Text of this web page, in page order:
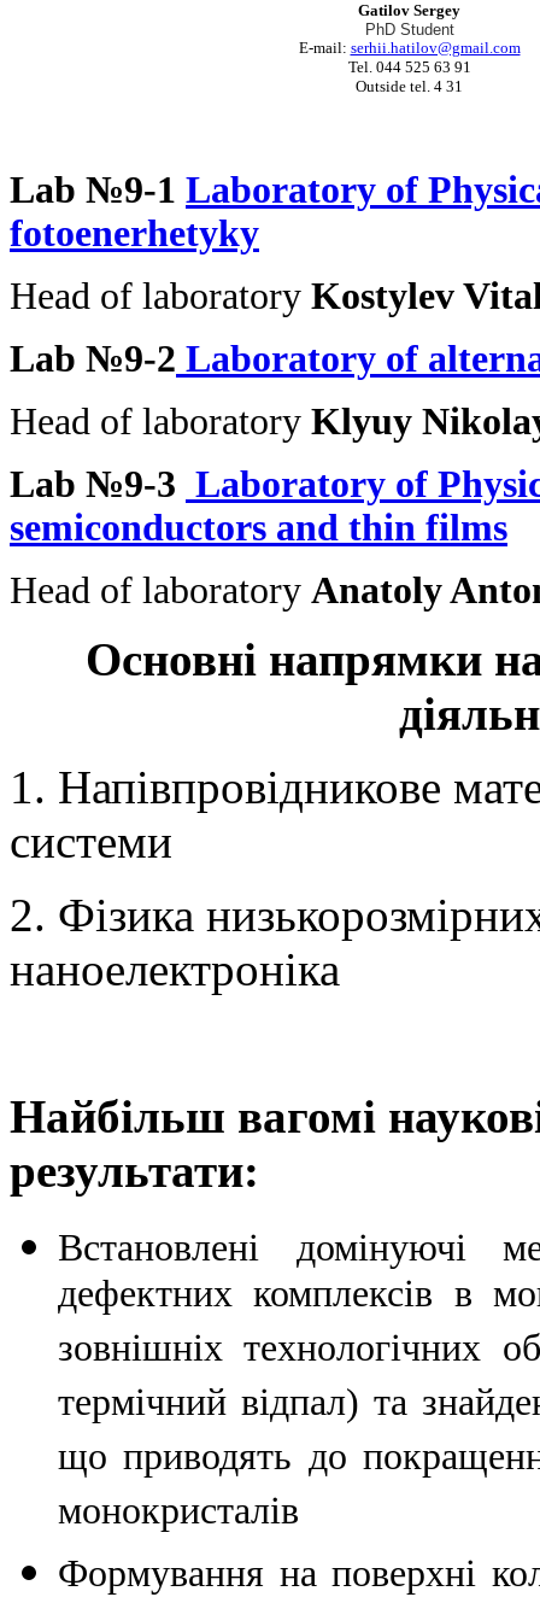
Gatilov Sergey
PhD Student
E-mail: serhii.hatilov@gmail.com
Tel. 044 525 63 91
Outside tel. 4 31
Lab №9-1 Laboratory of
fotoenerhetyky
Head of laboratory Kostylev
Lab №9-2 Laboratory of
Head of laboratory Klyuy
Lab №9-3 Laboratory of
semiconductors and thin films
Head of laboratory Anatoly
Основні напрямки
1. Напівпровідникове
системи
2. Фізика
наноелектроніка
Найбільш вагомі
результати:
Встановлені домінуючі
дефектних комплексів в
зовнішніх технологічних
термічний відпал) та
що приводять до
монокристалів
Формування на поверхні